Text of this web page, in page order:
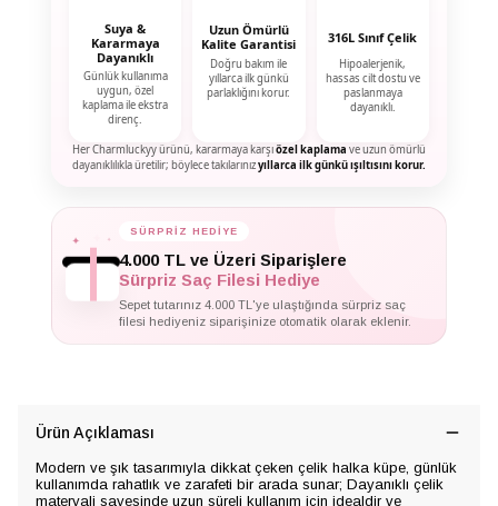
Suya &
Kararmaya
Dayanıklı
Günlük kullanıma
uygun, özel
kaplama ile ekstra
direnç.
Uzun Ömürlü
Kalite Garantisi
Doğru bakım ile
yıllarca ilk günkü
parlaklığını korur.
316L Sınıf Çelik
Hipoalerjenik,
hassas cilt dostu ve
paslanmaya
dayanıklı.
Her Charmluckyy ürünü, kararmaya karşıözel kaplama ve uzun ömürlü
dayanıklılıkla üretilir; böylece takılarınızyıllarca ilk günkü ışıltısını korur.
✦ ✦
SÜRPRİZ HEDİYE
4.000 TL ve Üzeri Siparişlere
Sürpriz Saç Filesi Hediye
Sepet tutarınız 4.000 TL'ye ulaştığında sürpriz saç
filesi hediyeniz siparişinize otomatik olarak eklenir.
Ürün Açıklaması
Modern ve şık tasarımıyla dikkat çeken çelik halka küpe, günlük
kullanımda rahatlık ve zarafeti bir arada sunar; Dayanıklı çelik
materyali sayesinde uzun süreli kullanım için idealdir ve